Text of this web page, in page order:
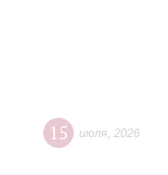
15 июля 2026